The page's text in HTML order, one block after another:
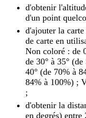
d'obtenir
d'un point
d'ajouter la
de carte en
Non coloré : de
de 30° à 35°
40° (de 70% à
84% à 100%) ;
;
d'obtenir la
en degrés) entre